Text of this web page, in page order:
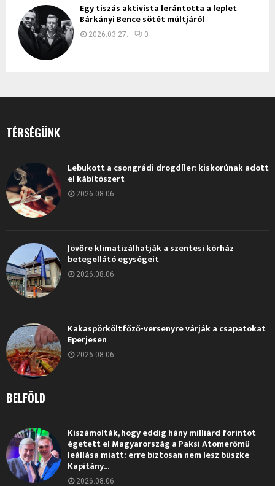
Egy tiszás aktivista lerántotta a leplet
Bárkányi Bence sötét múltjáról
2026.03.27. 0
TÉRSÉGÜNK
Lebukott a csongrádi drogdíler: kiskorúnak adott
el kábítószert
2026.08.06.
Jövőre klimatizálhatják a szentesi kórház
betegellátó egységeit
2026.08.06.
Kakaspörköltfőző-versenyre várják a csapatokat
Eperjesen
2026.08.06.
BELFÖLD
Kiszámolták, hogy eddig hány milliárd forintot
égetett el Magyarország a Paksi Atomerőmű
leállása miatt: erre biztosan nem lesz büszke
Kapitány...
2026.08.06.